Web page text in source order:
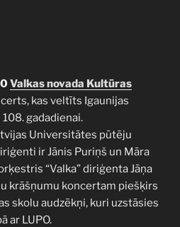
Valkas novada Kultūras
kas veltīts Igaunijas
gadadienai.
Universitātes pūtēju
ir Jānis Puriņš un Māra
“Valka” diriģenta Jāņa
krāšņumu koncertam piešķirs
skolu audzēkņi, kuri uzstāsies
ar LUPO.